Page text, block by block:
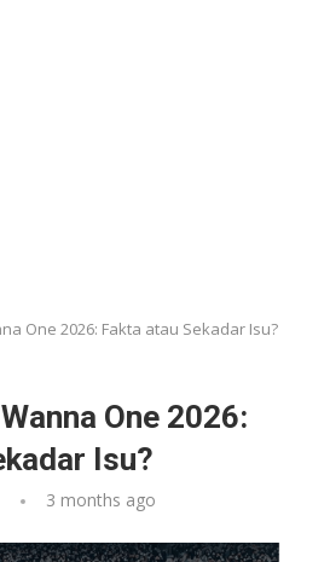
One 2026: Fakta atau Sekadar Isu?
One 2026:
Isu?
3 months ago